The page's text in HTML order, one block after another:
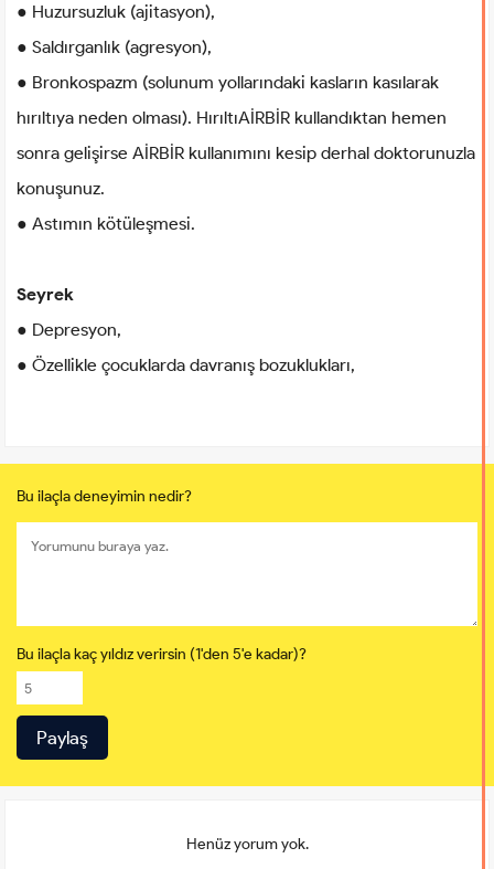
● Huzursuzluk (ajitasyon),
● Saldırganlık (agresyon),
● Bronkospazm (solunum yollarındaki kasların kasılarak
hırıltıya neden olması). HırıltıAİRBİR kullandıktan hemen
sonra gelişirse AİRBİR kullanımını kesip derhal doktorunuzla
konuşunuz.
● Astımın kötüleşmesi.
Seyrek
● Depresyon,
● Özellikle çocuklarda davranış bozuklukları,
Bu ilaçla deneyimin nedir?
Bu ilaçla kaç yıldız verirsin (1'den 5'e kadar)?
Henüz yorum yok.